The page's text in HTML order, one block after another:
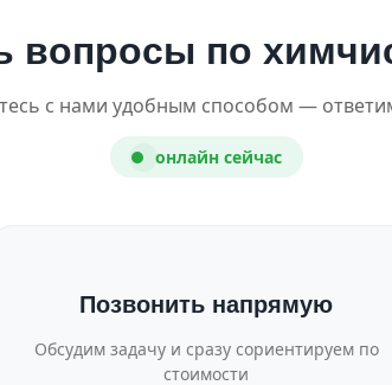
вопросы по
с нами удобным способом —
онлайн сейчас
Позвонить напрямую
Обсудим задачу и сразу сориентируем по
стоимости